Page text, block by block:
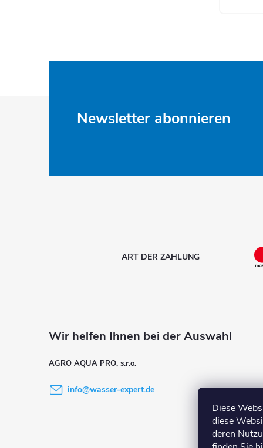
Diese
diese
deren
Newsletter abonnieren
ART DER ZAHLUNG
AGRO AQUA PRO, s.r.o.
info@wasser-expert.de